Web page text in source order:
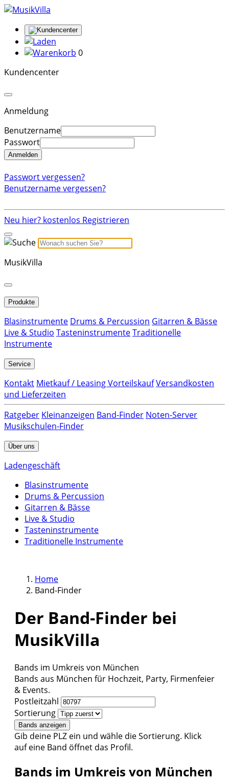
0
Kundencenter
Anmeldung
Benutzername
Passwort
Anmelden
Passwort vergessen?
Benutzername vergessen?
Neu hier? kostenlos Registrieren
MusikVilla
Produkte
Blasinstrumente Drums & Percussion Gitarren & Bässe
Live & Studio TasteninstrumenteTraditionelle
Instrumente
Service
Kontakt Mietkauf / Leasing VorteilskaufVersandkosten
und Lieferzeiten
Ratgeber Kleinanzeigen Band-Finder Noten-Server
Musikschulen-Finder
Über uns
Ladengeschäft
Blasinstrumente
Drums & Percussion
Gitarren & Bässe
Live & Studio
Tasteninstrumente
Traditionelle Instrumente
Home
Band-Finder
Der Band-Finder bei
MusikVilla
Bands im Umkreis von München
Bands aus München für Hochzeit, Party, Firmenfeier
& Events.
Postleitzahl
Sortierung
Bands anzeigen
Gib deine PLZ ein und wähle die Sortierung. Klick
auf eine Band öffnet das Profil.
Bands im Umkreis von München